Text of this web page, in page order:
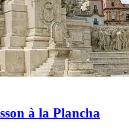
à la Plancha